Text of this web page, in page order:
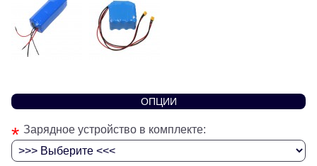
ОПЦИИ
* Зарядное устройство в комплекте: